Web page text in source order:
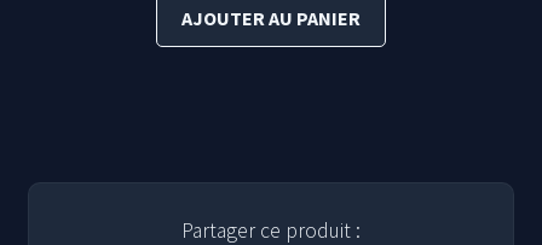
initial
était :
actuel
est :
AJOUTER AU PANIER
Partager ce produit :